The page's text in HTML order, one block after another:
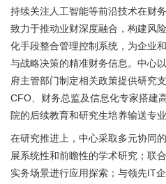
持续关注人工智能等前沿技术在财
致力于推动业财深度融合，构建风
化手段整合管理控制系统，为企业
与战略决策的精准财务信息。中心
府主管部门制定相关政策提供研究
CFO、财务总监及信息化专家搭建
院的后续教育和研究生培养输送专
在研究推进上，中心采取多元协同
展系统性和前瞻性的学术研究；联
实务场景进行应用探索；与领先IT